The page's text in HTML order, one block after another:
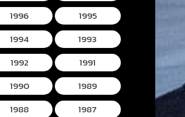
1996
1995
1994
1993
1992
1991
1990
1989
1988
1987